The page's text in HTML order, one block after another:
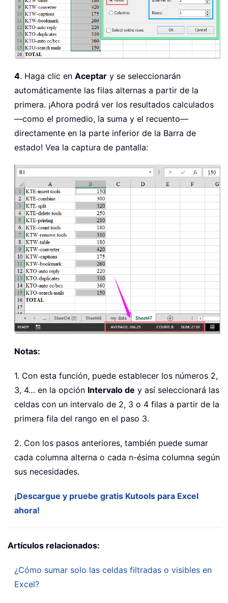
4. Haga clic en Aceptar y se seleccionarán
automáticamente las filas alternas a partir de la
primera. ¡Ahora podrá ver los resultados calculados
—como el promedio, la suma y el recuento—
directamente en la parte inferior de la Barra de
estado! Vea la captura de pantalla:
Notas:
1. Con esta función, puede establecer los números 2,
3, 4… en la opción Intervalo de y así seleccionará las
celdas con un intervalo de 2, 3 o 4 filas a partir de la
primera fila del rango en el paso 3.
2. Con los pasos anteriores, también puede sumar
cada columna alterna o cada n-ésima columna según
sus necesidades.
¡Descargue y pruebe gratis Kutools para Excel
ahora!
Artículos relacionados:
¿Cómo sumar solo las celdas filtradas o visibles en
Excel?